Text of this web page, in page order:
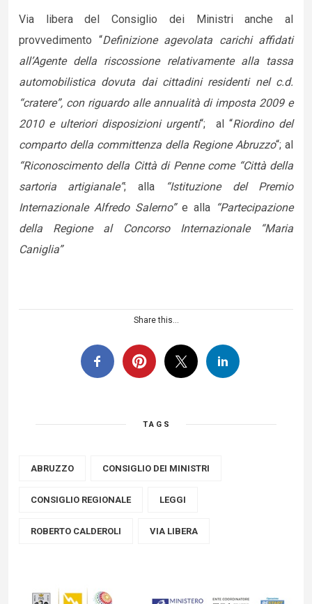
Via libera del Consiglio dei Ministri anche al
provvedimento “Definizione agevolata carichi affidati
all’Agente della riscossione relativamente alla tassa
automobilistica dovuta dai cittadini residenti nel c.d.
“cratere”, con riguardo alle annualità di imposta 2009 e
2010 e ulteriori disposizioni urgenti“; al “Riordino del
comparto della committenza della Regione Abruzzo“; al
“Riconoscimento della Città di Penne come “Città della
sartoria artigianale”; alla
“Istituzione del Premio
Internazionale Alfredo Salerno”e alla “Partecipazione
della Regione al Concorso Internazionale “Maria
Caniglia”
Share this...
TAGS
ABRUZZO CONSIGLIO DEI MINISTRI
CONSIGLIO REGIONALE LEGGI
ROBERTO CALDEROLI VIA LIBERA